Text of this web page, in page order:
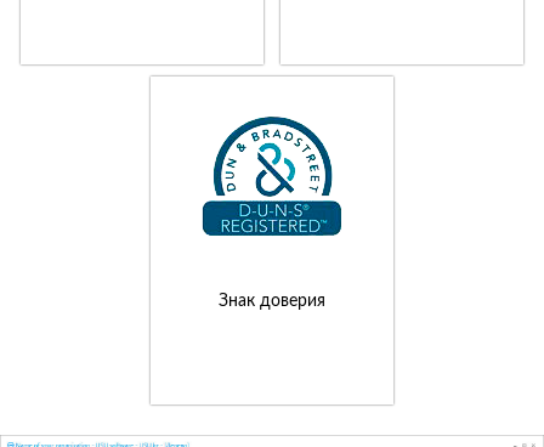
Знак доверия